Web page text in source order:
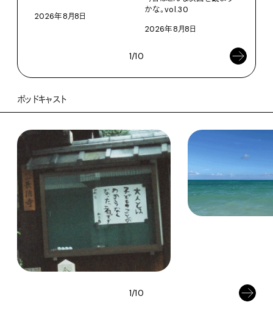
2026年8月8日
かな。vol.30
2026年8月8日
1/10
ポッドキャスト
1/10